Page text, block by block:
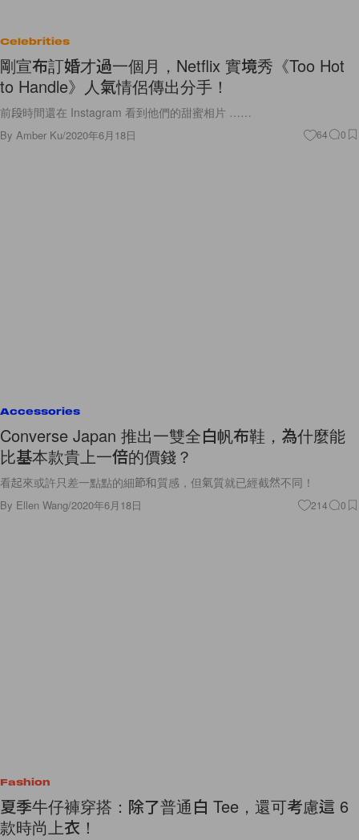
Celebrities
剛宣布訂婚才過一個月，Netflix 實境秀《Too Hot
to Handle》人氣情侶傳出分手！
前段時間還在 Instagram 看到他們的甜蜜相片 ……
By Amber Ku/2020年6月18日 64 0
Accessories
Converse Japan 推出一雙全白帆布鞋，為什麼能
比基本款貴上一倍的價錢？
看起來或許只差一點點的細節和質感，但氣質就已經截然不同！
By Ellen Wang/2020年6月18日 214 0
Fashion
夏季牛仔褲穿搭：除了普通白 Tee，還可考慮這 6
款時尚上衣！